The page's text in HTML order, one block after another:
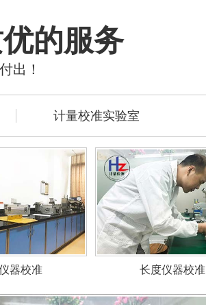
的服务
出！
计量校准实验室
器校准 长度仪器校准